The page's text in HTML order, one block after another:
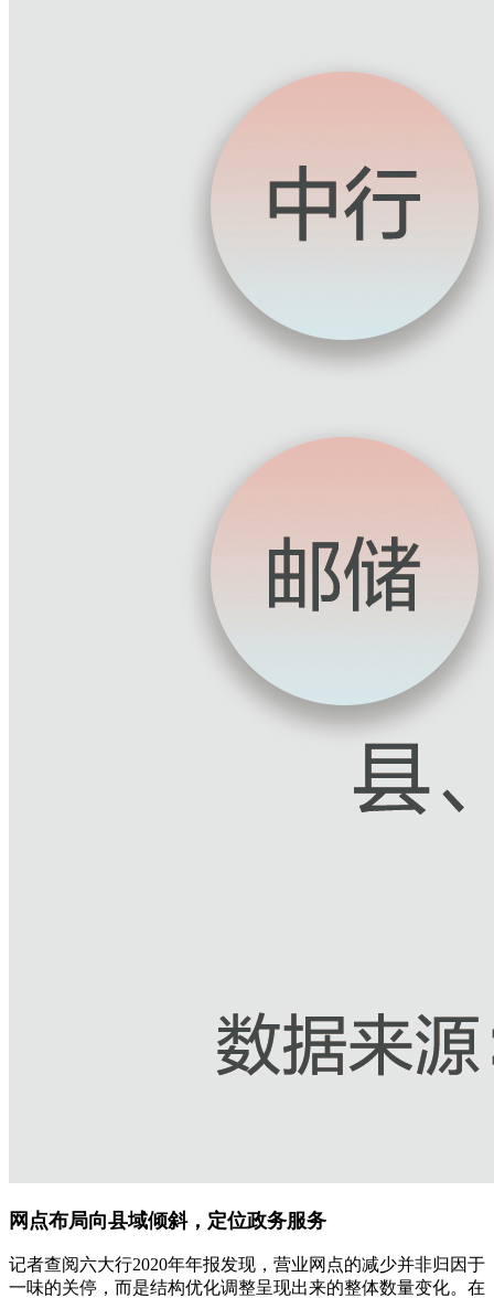
网点布局向县域倾斜，定位政务服务
记者查阅六大行2020年年报发现，营业网点的减少并非归因于
一味的关停，而是结构优化调整呈现出来的整体数量变化。在